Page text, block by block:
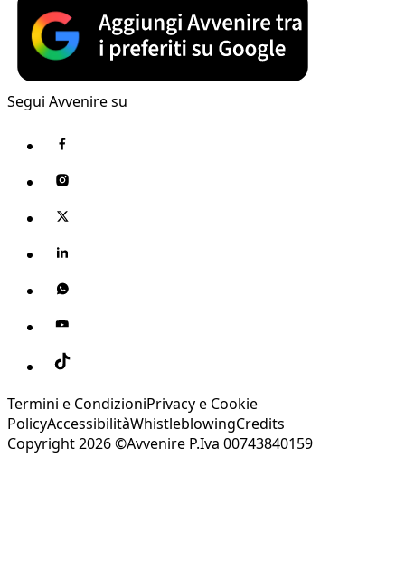
Segui Avvenire su
Termini e CondizioniPrivacy e Cookie
PolicyAccessibilitàWhistleblowingCredits
Copyright 2026 ©Avvenire P.Iva 00743840159